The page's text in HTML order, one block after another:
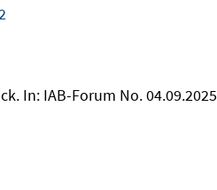
In: IAB-Forum No. 04.09.2025